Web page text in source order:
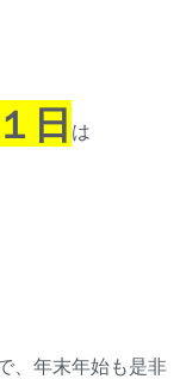
日 は
、年末年始も是非